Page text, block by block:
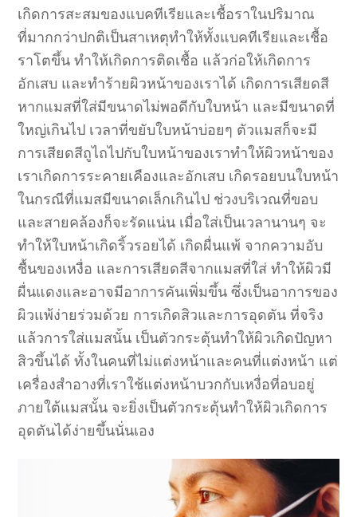
เกิดการสะสมของแบคทีเรียและเชื้อราในปริมาณ
ที่มากกว่าปกติเป็นสาเหตุทำให้ทั้งแบคทีเรียและเชื้อ
ราโตขึ้น ทำให้เกิดการติดเชื้อ แล้วก่อให้เกิดการ
อักเสบ และทำร้ายผิวหน้าของเราได้ เกิดการเสียดสี
หากแมสที่ใส่มีขนาดไม่พอดีกับใบหน้า และมีขนาดที่
ใหญ่เกินไป เวลาที่ขยับใบหน้าบ่อยๆ ตัวแมสก็จะมี
การเสียดสีถูไถไปกับใบหน้าของเราทำให้ผิวหน้าของ
เราเกิดการระคายเคืองและอักเสบ เกิดรอยบนใบหน้า
ในกรณีที่แมสมีขนาดเล็กเกินไป ช่วงบริเวณที่ขอบ
และสายคล้องก็จะรัดแน่น เมื่อใส่เป็นเวลานานๆ จะ
ทำให้ใบหน้าเกิดริ้วรอยได้ เกิดผื่นแพ้ จากความอับ
ชื้นของเหงื่อ และการเสียดสีจากแมสที่ใส่ ทำให้ผิวมี
ผื่นแดงและอาจมีอาการคันเพิ่มขึ้น ซึ่งเป็นอาการของ
ผิวแพ้ง่ายร่วมด้วย การเกิดสิวและการอุดตัน ที่จริง
แล้วการใส่แมสนั้น เป็นตัวกระตุ้นทำให้ผิวเกิดปัญหา
สิวขึ้นได้ ทั้งในคนที่ไม่แต่งหน้าและคนที่แต่งหน้า แต่
เครื่องสำอางที่เราใช้แต่งหน้าบวกกับเหงื่อที่อบอยู่
ภายใต้แมสนั้น จะยิ่งเป็นตัวกระตุ้นทำให้ผิวเกิดการ
อุดตันได้ง่ายขึ้นนั่นเอง